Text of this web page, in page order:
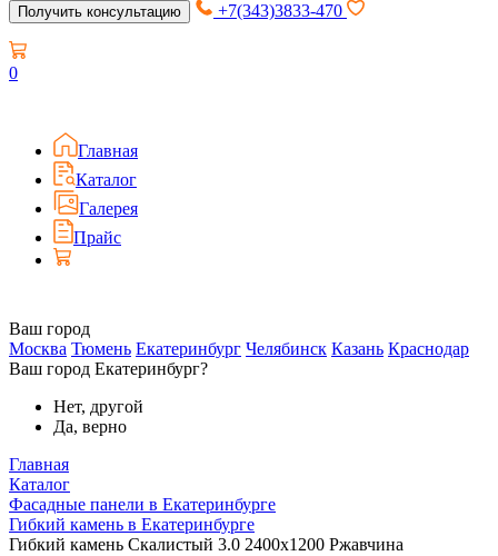
Получить консультацию +7(343)3833-470
0
Главная
Каталог
Галерея
Прайс
Ваш город
Москва Тюмень Екатеринбург Челябинск Казань Краснодар
Ваш город Екатеринбург?
Нет, другой
Да, верно
Главная
Каталог
Фасадные панели в Екатеринбурге
Гибкий камень в Екатеринбурге
Гибкий камень Скалистый 3.0 2400x1200 Ржавчина